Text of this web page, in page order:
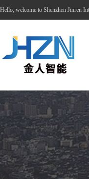
Hello, welcome to Shenzhen Jinren